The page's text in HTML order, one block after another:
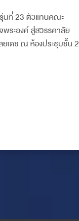
นที่ 23 ตัวแทนคณะ
ระองค์ สู่สวรรคาลัย
เดช ณ ห้องประชุมชั้น 2